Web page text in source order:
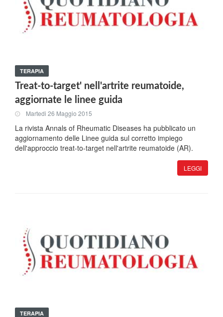
TERAPIA
Treat-to-target' nell'artrite reumatoide,
aggiornate le linee guida
Martedi 26 Maggio 2015
La rivista Annals of Rheumatic Diseases ha pubblicato un
aggiornamento delle Linee guida sul corretto impiego
dell'approccio treat-to-target nell'artrite reumatoide (AR).
LEGGI
TERAPIA